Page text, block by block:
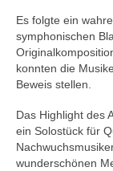
Es folgte ein
symphonischen
konnten die
Beweis stellen.
Das Highlight des
ein Solostück für
wunderschönen